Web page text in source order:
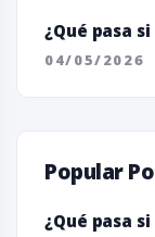
¿Qué pasa
04/05/2026
Popular
¿Qué pasa